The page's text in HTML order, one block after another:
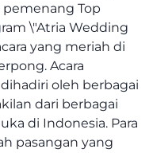
Top
\"Atria Wedding
yang meriah di
Acara
oleh berbagai
dari berbagai
di Indonesia. Para
pasangan yang